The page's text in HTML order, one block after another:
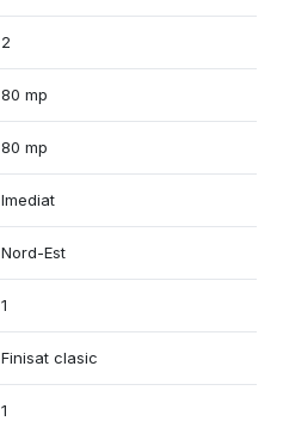
2
80 mp
80 mp
Imediat
Nord-Est
1
Finisat clasic
1